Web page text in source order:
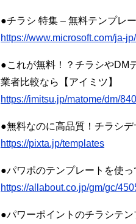
●チラシ 特集 – 無料テンプレ
https://www.microsoft.com/ja-
●これが無料！？チラシやDM
業者比較なら【アイミツ】
https://imitsu.jp/matome/dm/
●無料なのに高品質！チラシ
https://pixta.jp/templates
●パワポのテンプレートを使
https://allabout.co.jp/gm/gc/
●パワーポイントのチラシテ